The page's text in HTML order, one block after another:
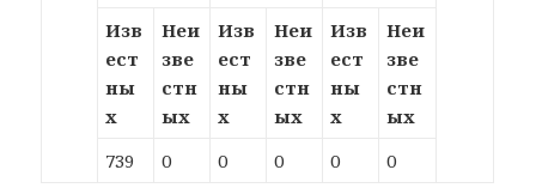
Изв
ест
ны
х
Неи
зве
стн
ых
Изв
ест
ны
х
Неи
зве
стн
ых
Изв
ест
ны
х
Неи
зве
стн
ых
739
0 0 0 0 0